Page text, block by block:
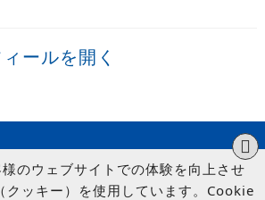
ールを開く
のウェブサイトでの体験を向上させ
クッキー）を使用しています。Cookie